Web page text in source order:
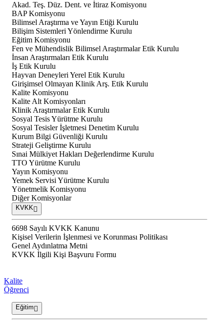
Akad. Teş. Düz. Dent. ve İtiraz Komisyonu
BAP Komisyonu
Bilimsel Araştırma ve Yayın Etiği Kurulu
Bilişim Sistemleri Yönlendirme Kurulu
Eğitim Komisyonu
Fen ve Mühendislik Bilimsel Araştırmalar Etik Kurulu
İnsan Araştırmaları Etik Kurulu
İş Etik Kurulu
Hayvan Deneyleri Yerel Etik Kurulu
Girişimsel Olmayan Klinik Arş. Etik Kurulu
Kalite Komisyonu
Kalite Alt Komisyonları
Klinik Araştırmalar Etik Kurulu
Sosyal Tesis Yürütme Kurulu
Sosyal Tesisler İşletmesi Denetim Kurulu
Kurum Bilgi Güvenliği Kurulu
Strateji Geliştirme Kurulu
Sınai Mülkiyet Hakları Değerlendirme Kurulu
TTO Yürütme Kurulu
Yayın Komisyonu
Yemek Servisi Yürütme Kurulu
Yönetmelik Komisyonu
Diğer Komisyonlar
KVKK
6698 Sayılı KVKK Kanunu
Kişisel Verilerin İşlenmesi ve Korunması Politikası
Genel Aydınlatma Metni
KVKK İlgili Kişi Başvuru Formu
Kalite
Öğrenci
Eğitim